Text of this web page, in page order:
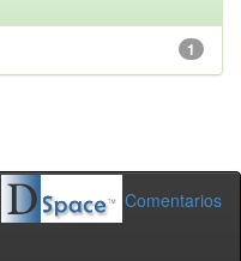
1
Comentarios